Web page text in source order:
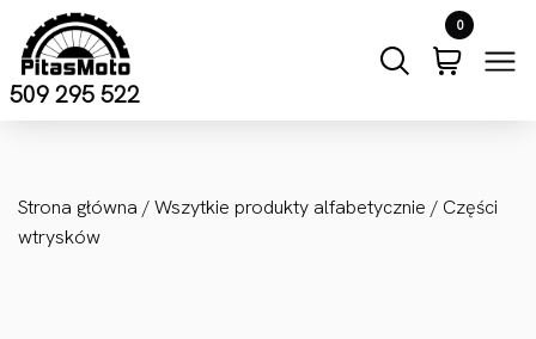
Przejdź do treści
509 295 522
0
Strona główna /Wszytkie produkty alfabetycznie / Części
wtrysków